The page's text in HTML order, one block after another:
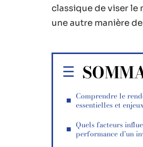
classique de viser le
une autre manière
Comprendre le
essentielles et
Quels facteurs
performance d’un